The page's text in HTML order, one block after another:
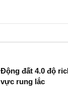
Động đất 4.0 độ
vực rung lắc